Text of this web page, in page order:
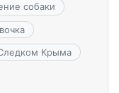
собаки
Крыма